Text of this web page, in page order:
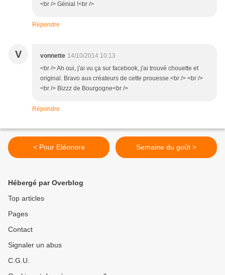
<br /> Génial !<br />
Répondre
V vonnette 14/10/2014 10:13
<br /> Ah oui, j'ai vu ça sur facebook, j'ai trouvé chouette et
original. Bravo aux créateurs de cette prouesse.<br /> <br />
<br /> Bizzz de Bourgogne<br />
Répondre
< Pour Eléonore Semaine du goût >
Hébergé par Overblog
Top articles
Pages
Contact
Signaler un abus
C.G.U.